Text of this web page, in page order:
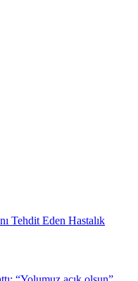
Tehdit Eden Hastalık